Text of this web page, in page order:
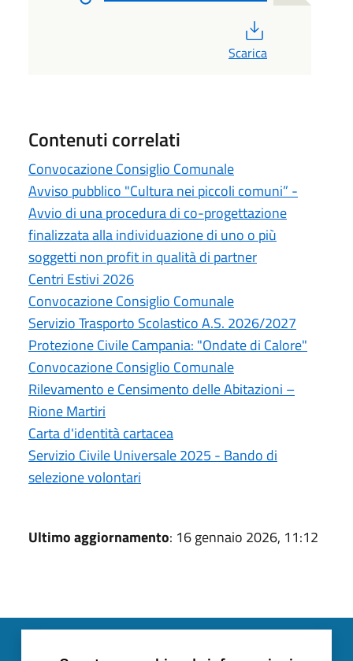
Scarica
Contenuti correlati
Convocazione Consiglio Comunale
Avviso pubblico "Cultura nei piccoli comuni” -
Avvio di una procedura di co-progettazione
finalizzata alla individuazione di uno o più
soggetti non profit in qualità di partner
Centri Estivi 2026
Convocazione Consiglio Comunale
Servizio Trasporto Scolastico A.S. 2026/2027
Protezione Civile Campania: "Ondate di Calore"
Convocazione Consiglio Comunale
Rilevamento e Censimento delle Abitazioni –
Rione Martiri
Carta d'identità cartacea
Servizio Civile Universale 2025 - Bando di
selezione volontari
Ultimo aggiornamento: 16 gennaio 2026, 11:12